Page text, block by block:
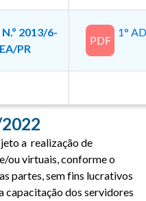
2013/6-
PR
PDF
1°
a realização de
ou virtuais, conforme o
partes, sem fins lucrativos
capacitação dos servidores